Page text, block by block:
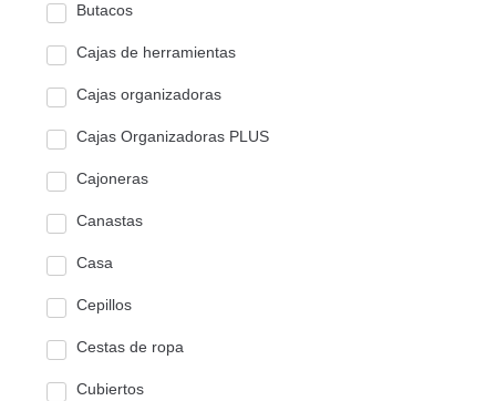
Butacos
Cajas de herramientas
Cajas organizadoras
Cajas Organizadoras PLUS
Cajoneras
Canastas
Casa
Cepillos
Cestas de ropa
Cubiertos